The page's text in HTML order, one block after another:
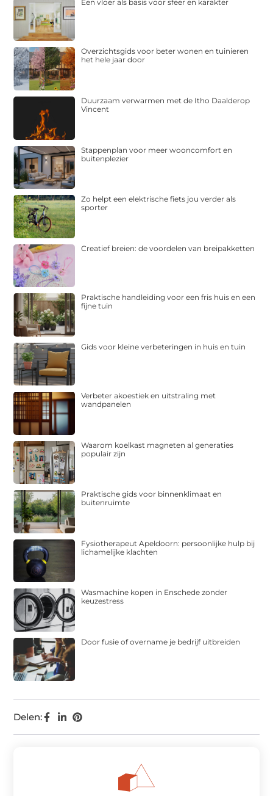
Delen:
Een vloer als basis voor sfeer en karakter
Overzichtsgids voor beter wonen en tuinieren
het hele jaar door
Duurzaam verwarmen met de Itho Daalderop
Vincent
Stappenplan voor meer wooncomfort en
buitenplezier
Zo helpt een elektrische fiets jou verder als
sporter
Creatief breien: de voordelen van breipakketten
Praktische handleiding voor een fris huis en een
fijne tuin
Gids voor kleine verbeteringen in huis en tuin
Verbeter akoestiek en uitstraling met
wandpanelen
Waarom koelkast magneten al generaties
populair zijn
Praktische gids voor binnenklimaat en
buitenruimte
Fysiotherapeut Apeldoorn: persoonlijke hulp bij
lichamelijke klachten
Wasmachine kopen in Enschede zonder
keuzestress
Door fusie of overname je bedrijf uitbreiden